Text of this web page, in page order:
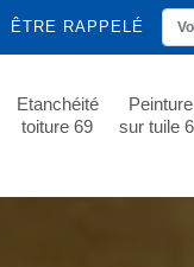
ÊTRE RAPPELÉ
Etanchéité
toiture 69
Peinture
sur tuile